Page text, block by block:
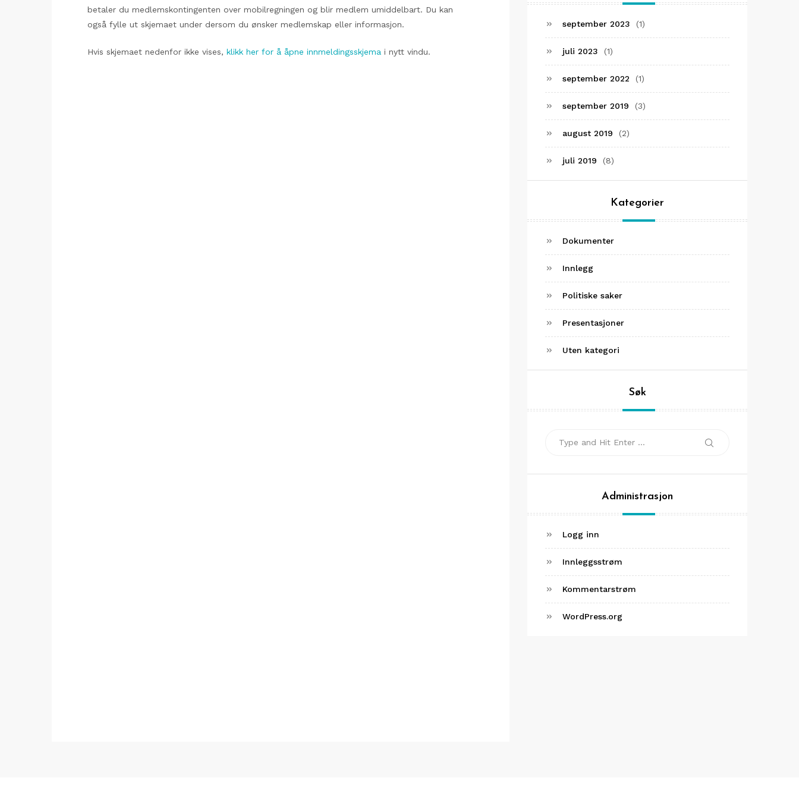
betaler du medlemskontingenten over mobilregningen og blir medlem umiddelbart. Du kan
også fylle ut skjemaet under dersom du ønsker medlemskap eller informasjon.
Hvis skjemaet nedenfor ikke vises, klikk her for å åpne innmeldingsskjema i nytt vindu.
september 2023 (1)
juli 2023 (1)
september 2022 (1)
september 2019 (3)
august 2019 (2)
juli 2019 (8)
Kategorier
Dokumenter
Innlegg
Politiske saker
Presentasjoner
Uten kategori
Søk
Search
Administrasjon
Logg inn
Innleggsstrøm
Kommentarstrøm
WordPress.org